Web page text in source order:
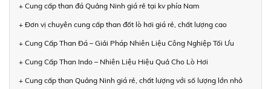
+ Cung cấp than đá Quảng Ninh giá rẻ tại kv phía Nam
+ Đơn vị chuyên cung cấp than đốt lò hơi giá rẻ, chất lượng cao
+ Cung Cấp Than Đá – Giải Pháp Nhiên Liệu Công Nghiệp Tối Ưu
+ Cung Cấp Than Indo – Nhiên Liệu Hiệu Quả Cho Lò Hơi
+ Cung cấp than Quảng Ninh giá rẻ, chất lượng với số lượng lớn nhỏ